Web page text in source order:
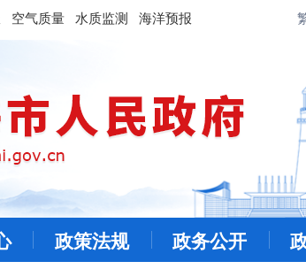
空气质量 水质监测 海洋预报
政策法规 政务公开